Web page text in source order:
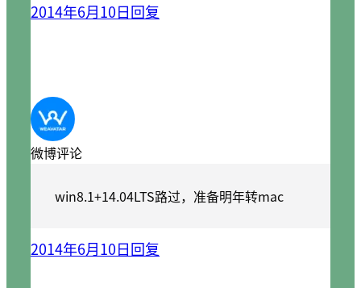
2014年6月10日回复
微博评论
win8.1+14.04LTS路过，准备明年转mac
2014年6月10日回复